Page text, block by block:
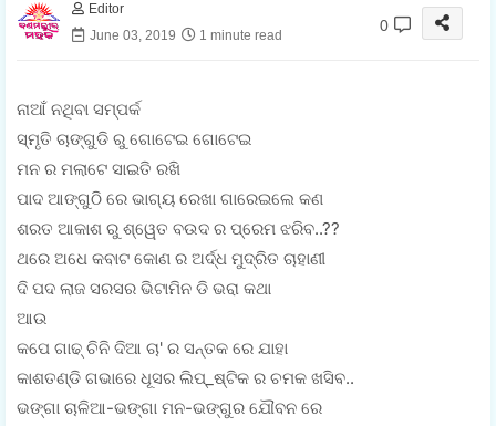
Editor
June 03, 2019
1 minute read
0
ନାଆଁ ନଥିବା ସମ୍ପର୍କ
ସ୍ମୃତି ଚାଙ୍ଗୁଡି ରୁ ଗୋଟେଇ ଗୋଟେଇ
ମନ ର ମଲାଟେ ସାଇତି ରଖି
ପାଦ ଆଙ୍ଗୁଠି ରେ ଭାଗ୍ୟ ରେଖା ଗାରେଇଲେ କଣ
ଶରତ ଆକାଶ ରୁ ଶ୍ୱେତ ବଉଦ ର ପ୍ରେମ ଝରିବ..??
ଥରେ ଅଧେ କବାଟ କୋଣ ର ଅର୍ଦ୍ଧ ମୁଦ୍ରିତ ଚାହାଣୀ
ଦି ପଦ ଲାଜ ସରସର ଭିଟାମିନ ଡି ଭରା କଥା
ଆଉ
କପେ ଗାଢ୍ ଚିନି ଦିଆ ଚା' ର ସନ୍ତକ ରେ ଯାହା
କାଶତଣ୍ଡି ଗଭାରେ ଧୂସର ଲିପ୍_ଷ୍ଟିକ ର ଚମକ ଖସିବ..
ଭଙ୍ଗା ଚାଳିଆ-ଭଙ୍ଗା ମନ-ଭଙ୍ଗୁର ଯୌବନ ରେ